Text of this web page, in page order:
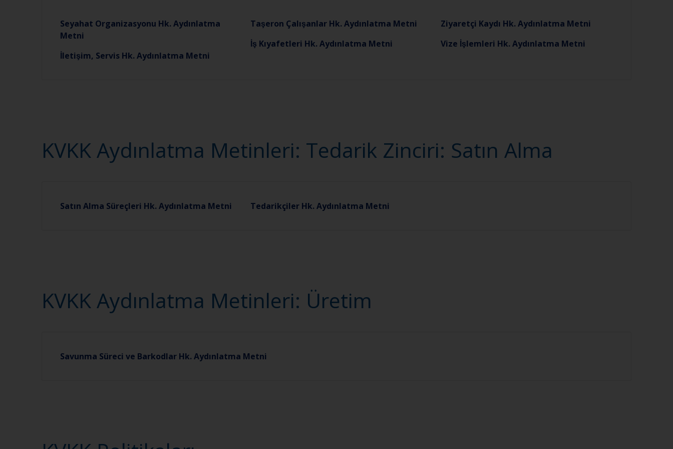
Seyahat Organizasyonu Hk. Aydınlatma
Metni
İletişim, Servis Hk. Aydınlatma Metni
Taşeron Çalışanlar Hk. Aydınlatma Metni
İş Kıyafetleri Hk. Aydınlatma Metni
Ziyaretçi Kaydı Hk. Aydınlatma Metni
Vize İşlemleri Hk. Aydınlatma Metni
KVKK Aydınlatma Metinleri: Tedarik Zinciri: Satın Alma
Satın Alma Süreçleri Hk. Aydınlatma Metni Tedarikçiler Hk. Aydınlatma Metni
KVKK Aydınlatma Metinleri: Üretim
Savunma Süreci ve Barkodlar Hk. Aydınlatma Metni